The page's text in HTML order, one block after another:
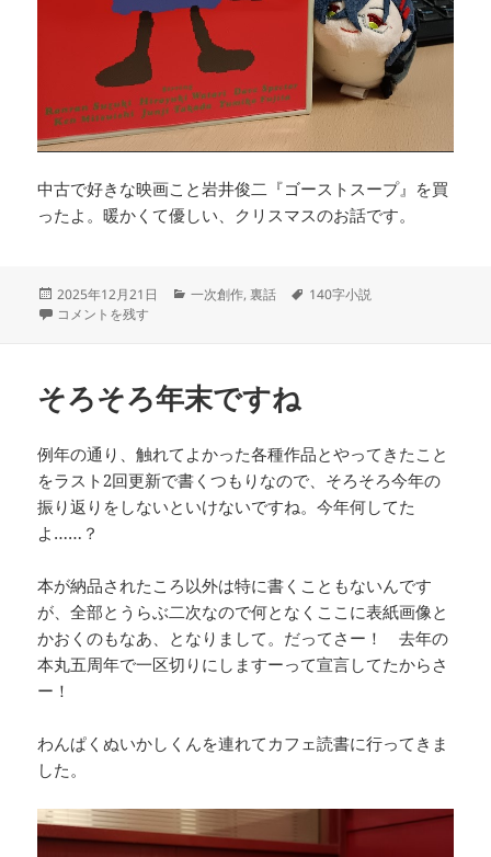
中古で好きな映画こと岩井俊二『ゴーストスープ』を買
ったよ。暖かくて優しい、クリスマスのお話です。
投
稿
2025年12月21日
カ
一次創作,裏話
タ
140字小説
氷砂糖流140字小説の書き方 に
コメントを残す
そろそろ年末ですね
例年の通り、触れてよかった各種作品とやってきたこと
をラスト2回更新で書くつもりなので、そろそろ今年の
振り返りをしないといけないですね。今年何してた
よ……？
本が納品されたころ以外は特に書くこともないんです
が、全部とうらぶ二次なので何となくここに表紙画像と
かおくのもなあ、となりまして。だってさー！ 去年の
本丸五周年で一区切りにしますーって宣言してたからさ
ー！
わんぱくぬいかしくんを連れてカフェ読書に行ってきま
した。